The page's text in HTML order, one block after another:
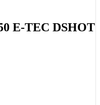
E-TEC DSHOT